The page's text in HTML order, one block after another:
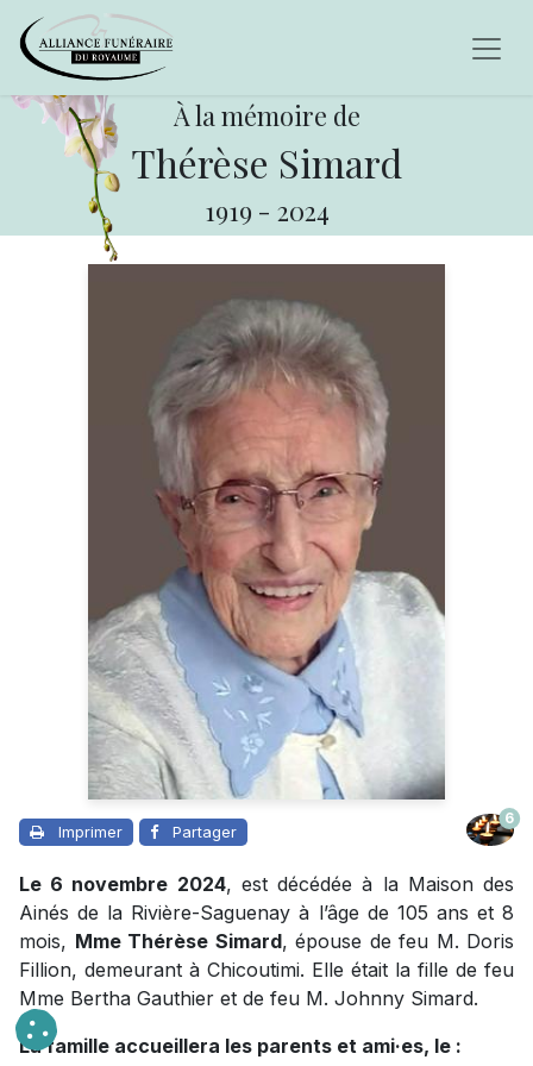
À la mémoire de
Thérèse Simard
1919 - 2024
Imprimer Partager
6
Le 6 novembre 2024, est décédée à la Maison des
Ainés de la Rivière-Saguenay à l’âge de 105 ans et 8
mois, Mme Thérèse Simard, épouse de feu M. Doris
Fillion, demeurant à Chicoutimi. Elle était la fille de feu
Mme Bertha Gauthier et de feu M. Johnny Simard.
La famille accueillera les parents et ami·es, le :